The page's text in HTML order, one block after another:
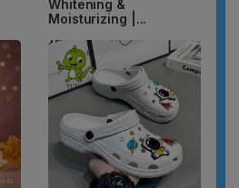
Whitening &
Moisturizing |...